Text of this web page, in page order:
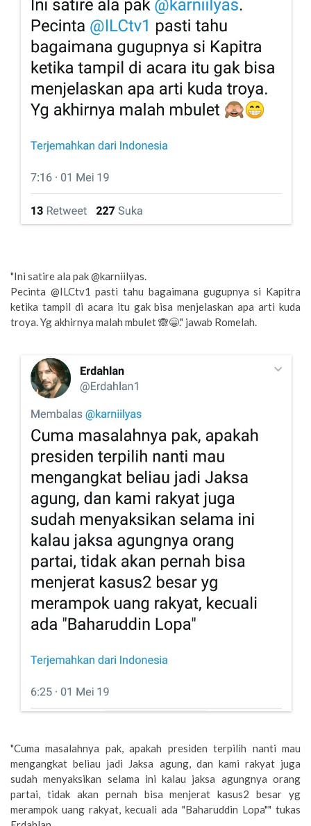
"Ini satire ala pak @karniilyas.
Pecinta @ILCtv1 pasti tahu bagaimana gugupnya si Kapitra
ketika tampil di acara itu gak bisa menjelaskan apa arti kuda
troya. Yg akhirnya malah mbulet 🙈😁." jawab Romelah.
"Cuma masalahnya pak, apakah presiden terpilih nanti mau
mengangkat beliau jadi Jaksa agung, dan kami rakyat juga
sudah menyaksikan selama ini kalau jaksa agungnya orang
partai, tidak akan pernah bisa menjerat kasus2 besar yg
merampok uang rakyat, kecuali ada "Baharuddin Lopa"" tukas